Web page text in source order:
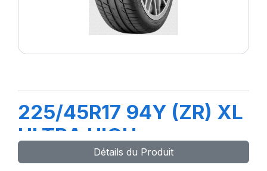
225/45R17 94Y (ZR) XL
ULTRA HIGH
PERFORMANCE
Détails du Produit